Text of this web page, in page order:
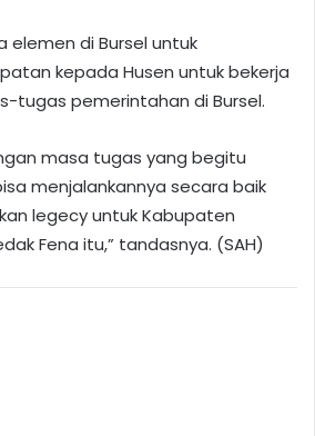
elemen di Bursel untuk
kepada Husen untuk bekerja
tugas pemerintahan di Bursel.
masa tugas yang begitu
menjalankannya secara baik
legecy untuk Kabupaten
Fena itu,” tandasnya. (SAH)